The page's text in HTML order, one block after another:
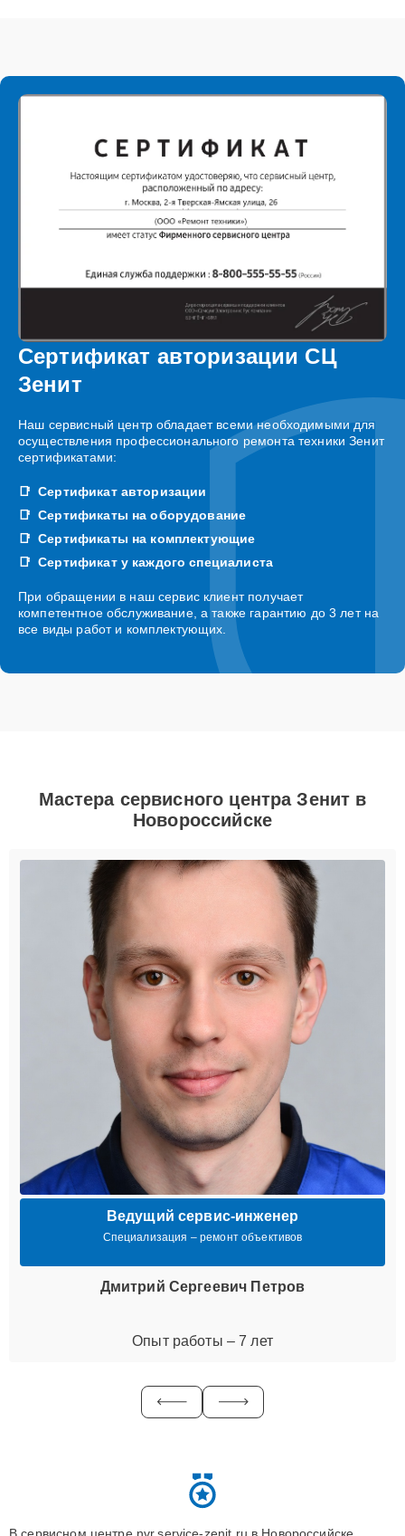
Сертификат авторизации СЦ
Зенит
Наш сервисный центр обладает всеми необходимыми для
осуществления профессионального ремонта техники Зенит
сертификатами:
Сертификат авторизации
Сертификаты на оборудование
Сертификаты на комплектующие
Сертификат у каждого специалиста
При обращении в наш сервис клиент получает
компетентное обслуживание, а также гарантию до 3 лет на
все виды работ и комплектующих.
Мастера сервисного центра Зенит в
Новороссийске
Ведущий сервис-инженер
Специализация – ремонт объективов
Дмитрий Сергеевич Петров
Опыт работы – 7 лет
В сервисном центре nvr.service-zenit.ru в Новороссийске